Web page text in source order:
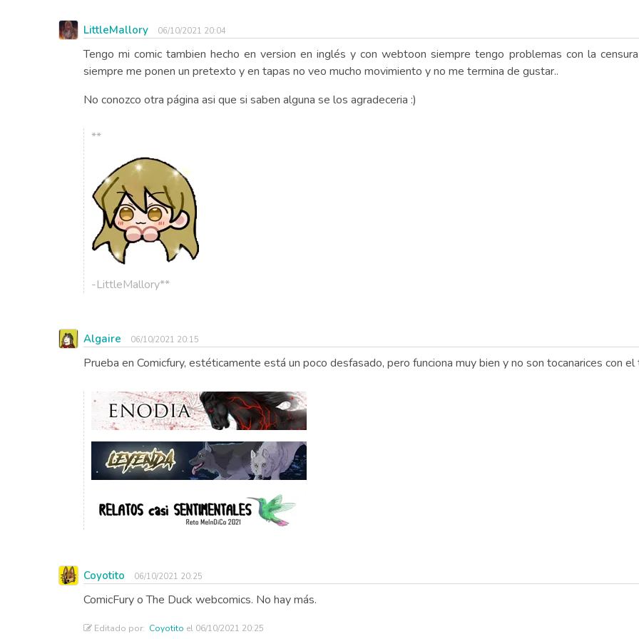
LittleMallory 06/10/2021 20:04
Tengo mi comic tambien hecho en version en inglés y con webtoon siempre tengo problemas con la
siempre me ponen un pretexto y en tapas no veo mucho movimiento y no me termina de gustar..
No conozco otra página asi que si saben alguna se los agradeceria :)
**
-LittleMallory**
Algaire 06/10/2021 20:15
Prueba en Comicfury, estéticamente está un poco desfasado, pero funciona muy bien y no son tocanarices con
Coyotito 06/10/2021 20:25
ComicFury o The Duck webcomics. No hay más.
Editado por: Coyotito el 06/10/2021 20:25